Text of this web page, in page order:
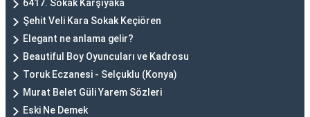
6417. Sokak Karşıyaka
Şehit Veli Kara Sokak Keçiören
Elegant ne anlama gelir?
Beautiful Boy Oyuncuları ve Kadrosu
Toruk Eczanesi - Selçuklu (Konya)
Murat Belet Güli Yarem Sözleri
Eski Ne Demek